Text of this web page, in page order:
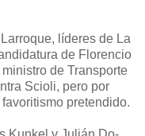
lí­de­res de La
de Flo­ren­cio
de Trans­por­te
Scio­li, pe­ro por
pre­ten­di­do.